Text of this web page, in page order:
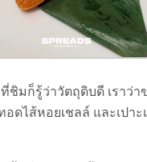
ชิมก็รู้ว่าวัตถุดิบดี เราว่
ดไส้หอยเชลล์ และเปาะ